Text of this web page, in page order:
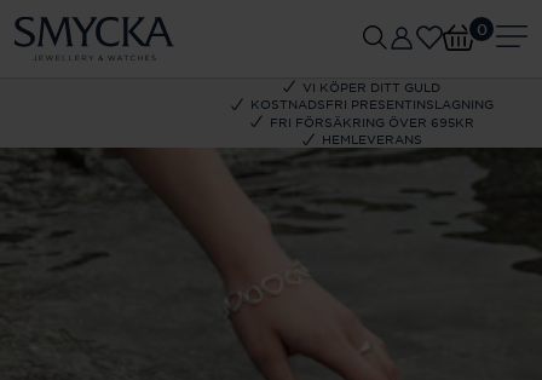
VI KÖPER DITT GULD
KOSTNADSFRI PRESENTINSLAGNING
FRI FÖRSÄKRING ÖVER 695KR
HEMLEVERANS
0